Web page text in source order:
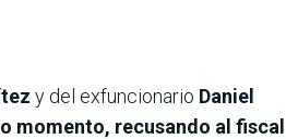
y del exfuncionario Daniel
momento, recusando al fiscal